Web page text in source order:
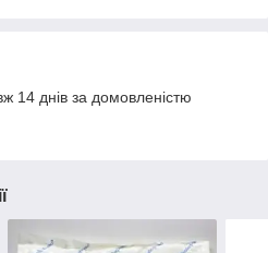
14 днів за домовленістю